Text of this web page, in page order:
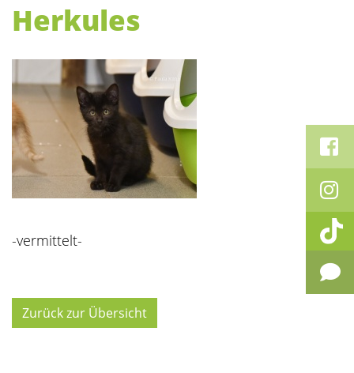
Herkules
-vermittelt-
Zurück zur Übersicht